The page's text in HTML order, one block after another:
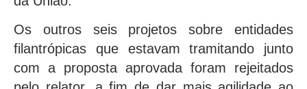
Os outros seis projetos sobre entidades
filantrópicas que estavam tramitando junto
com a proposta aprovada foram rejeitados